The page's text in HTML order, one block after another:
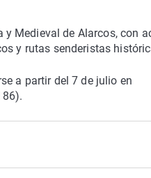
Medieval de Alarcos, con
y rutas senderistas
a partir del 7 de julio en